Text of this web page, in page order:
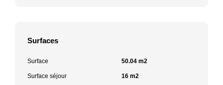
Surfaces
Surface 50.04 m2
Surface séjour 16 m2